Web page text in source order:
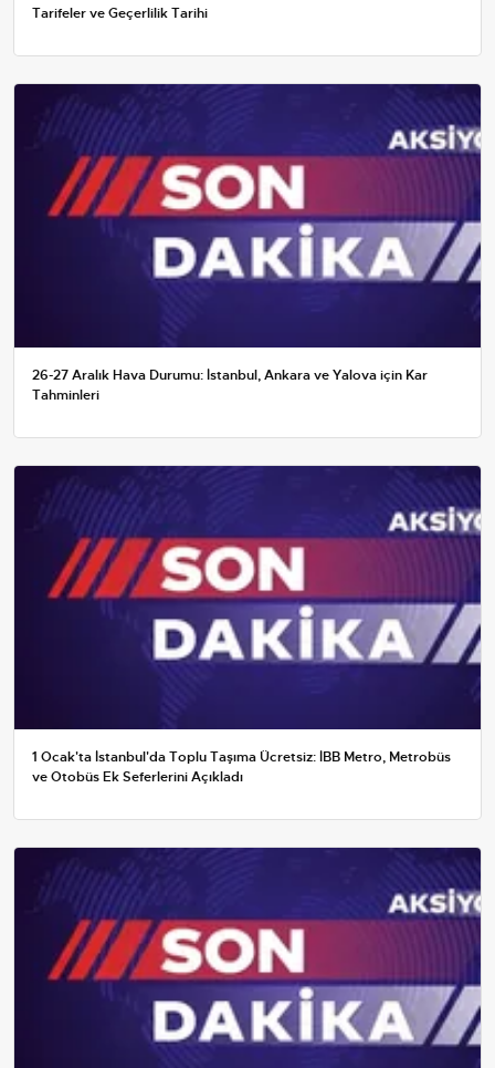
Tarifeler ve Geçerlilik Tarihi
26-27 Aralık Hava Durumu: İstanbul, Ankara ve Yalova için Kar
Tahminleri
1 Ocak'ta İstanbul'da Toplu Taşıma Ücretsiz: İBB Metro, Metrobüs
ve Otobüs Ek Seferlerini Açıkladı